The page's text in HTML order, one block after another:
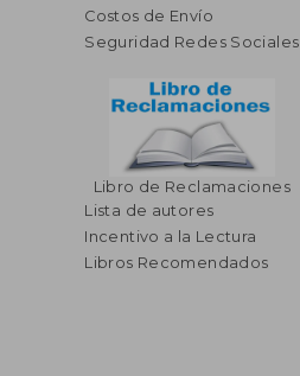
Costos de Envío
Seguridad Redes Sociales
Libro de Reclamaciones
Lista de autores
Incentivo a la Lectura
Libros Recomendados